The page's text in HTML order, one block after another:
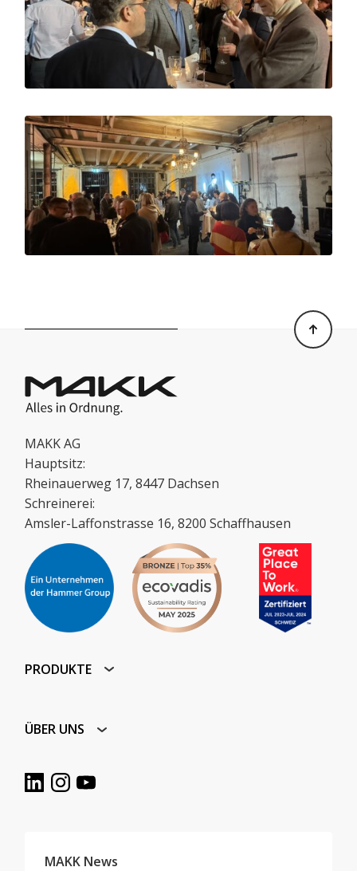
MAKK AG
Hauptsitz:
Rheinauerweg 17, 8447 Dachsen
Schreinerei:
Amsler-Laffonstrasse 16, 8200 Schaffhausen
PRODUKTE
ÜBER UNS
MAKK News